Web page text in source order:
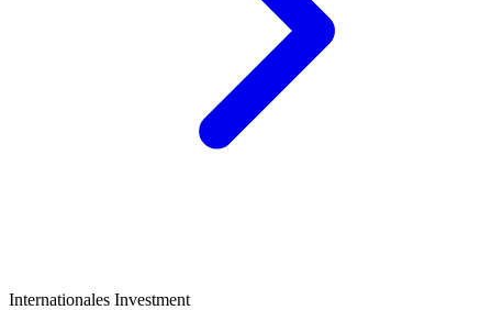
Internationales Investment